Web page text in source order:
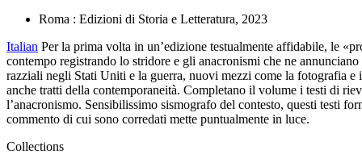
Roma : Edizioni di Storia e Letteratura, 2023
Italian Per la prima volta in un’edizione testualmente affidabile, le
contempo registrando lo stridore e gli anacronismi che ne
razziali negli Stati Uniti e la guerra, nuovi mezzi come la fotografia
anche tratti della contemporaneità. Completano il volume i testi di
l’anacronismo. Sensibilissimo sismografo del contesto, questi testi
commento di cui sono corredati mette puntualmente in luce.
Collections